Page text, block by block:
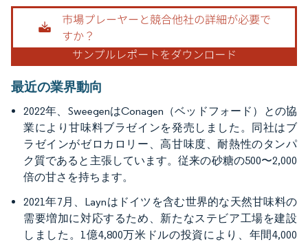
画像 © Mordor Intelligence。再利用にはCC BY 4.0の表示が必要です。
最近の業界動向
2022年、SweegenはConagen（ベッドフォード）との協
業により甘味料ブラゼインを発売しました。同社はブ
ラゼインがゼロカロリー、高甘味度、耐熱性のタンパ
ク質であると主張しています。従来の砂糖の500〜2,000
倍の甘さを持ちます。
2021年7月、Laynはドイツを含む世界的な天然甘味料の
需要増加に対応するため、新たなステビア工場を建設
しました。1億4,800万米ドルの投資により、年間4,000